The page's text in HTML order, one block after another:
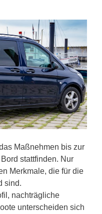
Maßnehmen bis zur
stattfinden. Nur
Merkmale, die für die
sind.
nachträgliche
unterscheiden sich